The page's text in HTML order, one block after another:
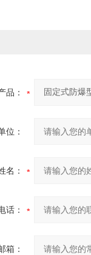
品：
位：
名：
话：
箱：